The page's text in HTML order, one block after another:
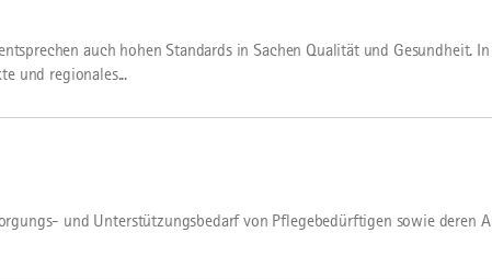
auch hohen Standards in Sachen Qualität und Gesundheit.
und regionales...
und Unterstützungsbedarf von Pflegebedürftigen sowie deren